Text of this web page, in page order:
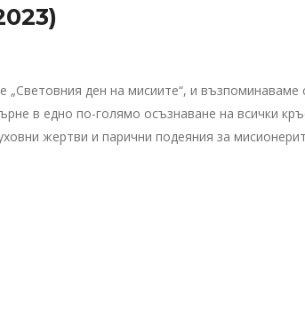
„Световния ден на мисиите“, и
в едно по-голямо осъзнаване на всички
жертви и парични подеяния за